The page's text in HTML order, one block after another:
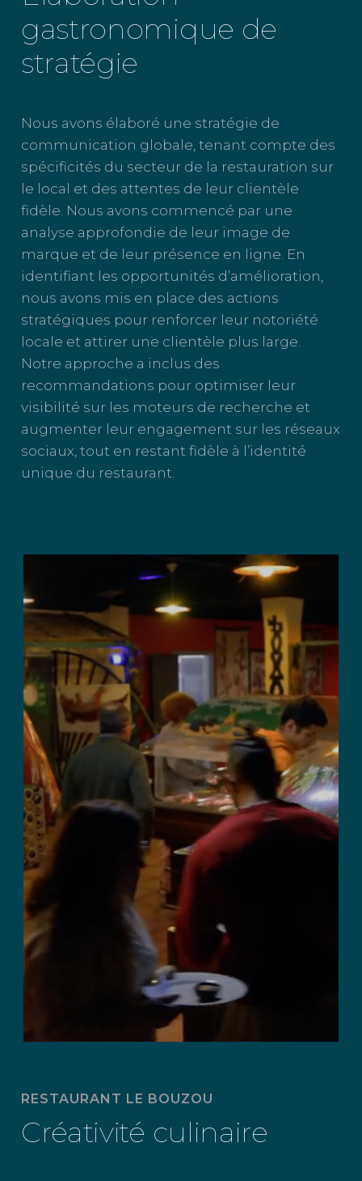
gastronomique de
stratégie
Nous avons élaboré une stratégie de
communication globale, tenant compte des
spécificités du secteur de la restauration sur
le local et des attentes de leur clientèle
fidèle. Nous avons commencé par une
analyse approfondie de leur image de
marque et de leur présence en ligne. En
identifiant les opportunités d’amélioration,
nous avons mis en place des actions
stratégiques pour renforcer leur notoriété
locale et attirer une clientèle plus large.
Notre approche a inclus des
recommandations pour optimiser leur
visibilité sur les moteurs de recherche et
augmenter leur engagement sur les réseaux
sociaux, tout en restant fidèle à l’identité
unique du restaurant.
RESTAURANT LE BOUZOU
Créativité culinaire